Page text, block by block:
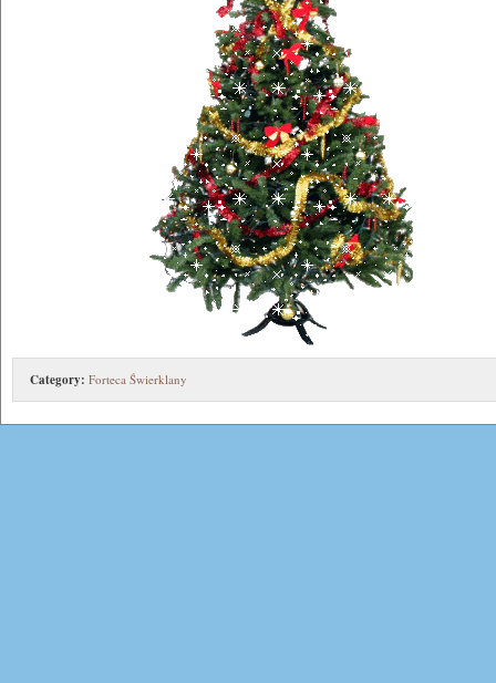
Category: Forteca Świerklany